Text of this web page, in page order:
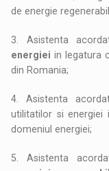
de energie
3. Asistenta
energiei in legatura
din Romania;
4. Asistenta
utilitatilor si energiei
domeniul energiei;
5. Asistenta